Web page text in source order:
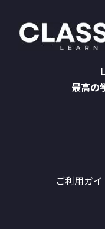
最高の
ご利用ガ